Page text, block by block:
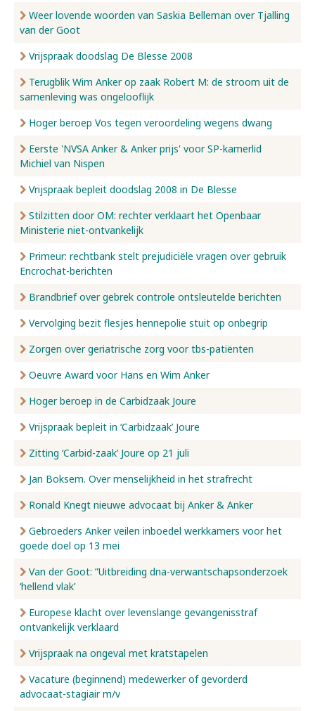
Weer lovende woorden van Saskia Belleman over Tjalling
van der Goot
Vrijspraak doodslag De Blesse 2008
Terugblik Wim Anker op zaak Robert M: de stroom uit de
samenleving was ongelooflijk
Hoger beroep Vos tegen veroordeling wegens dwang
Eerste 'NVSA Anker & Anker prijs' voor SP-kamerlid
Michiel van Nispen
Vrijspraak bepleit doodslag 2008 in De Blesse
Stilzitten door OM: rechter verklaart het Openbaar
Ministerie niet-ontvankelijk
Primeur: rechtbank stelt prejudiciële vragen over gebruik
Encrochat-berichten
Brandbrief over gebrek controle ontsleutelde berichten
Vervolging bezit flesjes hennepolie stuit op onbegrip
Zorgen over geriatrische zorg voor tbs-patiënten
Oeuvre Award voor Hans en Wim Anker
Hoger beroep in de Carbidzaak Joure
Vrijspraak bepleit in ‘Carbidzaak’ Joure
Zitting ‘Carbid-zaak’ Joure op 21 juli
Jan Boksem. Over menselijkheid in het strafrecht
Ronald Knegt nieuwe advocaat bij Anker & Anker
Gebroeders Anker veilen inboedel werkkamers voor het
goede doel op 13 mei
Van der Goot: ”Uitbreiding dna-verwantschapsonderzoek
‘hellend vlak’
Europese klacht over levenslange gevangenisstraf
ontvankelijk verklaard
Vrijspraak na ongeval met kratstapelen
Vacature (beginnend) medewerker of gevorderd
advocaat-stagiair m/v